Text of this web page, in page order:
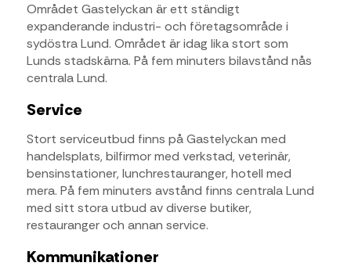
Området Gastelyckan är ett ständigt
expanderande industri- och företagsområde i
sydöstra Lund. Området är idag lika stort som
Lunds stadskärna. På fem minuters bilavstånd nås
centrala Lund.
Service
Stort serviceutbud finns på Gastelyckan med
handelsplats, bilfirmor med verkstad, veterinär,
bensinstationer, lunchrestauranger, hotell med
mera. På fem minuters avstånd finns centrala Lund
med sitt stora utbud av diverse butiker,
restauranger och annan service.
Kommunikationer